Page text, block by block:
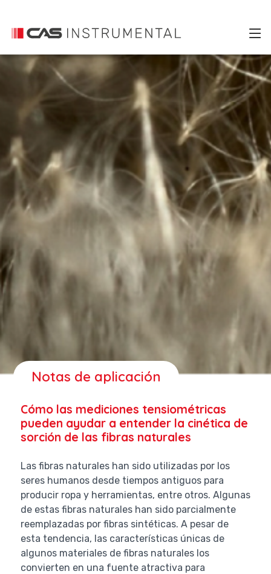
Notas de aplicación
Cómo las mediciones tensiométricas
pueden ayudar a entender la cinética de
sorción de las fibras naturales
Las fibras naturales han sido utilizadas por los
seres humanos desde tiempos antiguos para
producir ropa y herramientas, entre otros. Algunas
de estas fibras naturales han sido parcialmente
reemplazadas por fibras sintéticas. A pesar de
esta tendencia, las características únicas de
algunos materiales de fibras naturales los
convierten en una fuente atractiva para